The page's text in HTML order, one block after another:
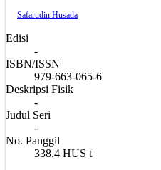
Safarudin Husada
Edisi
-
ISBN/ISSN
979-663-065-6
Deskripsi Fisik
-
Judul Seri
-
No. Panggil
338.4 HUS t